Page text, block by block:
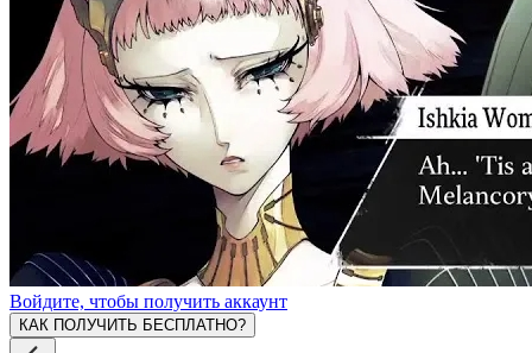
Войдите, чтобы получить аккаунт
КАК ПОЛУЧИТЬ БЕСПЛАТНО?